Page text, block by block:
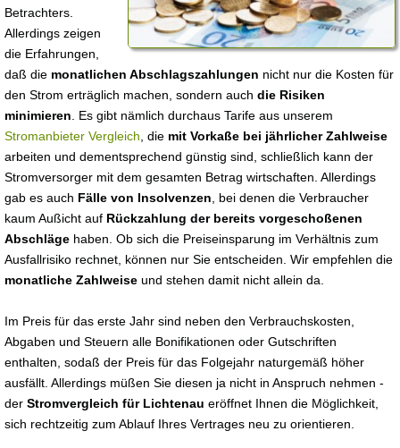
Betrachters.
Allerdings zeigen
die Erfahrungen,
daß die monatlichen Abschlagszahlungen nicht nur die Kosten für
den Strom erträglich machen, sondern auch die Risiken
minimieren . Es gibt nämlich durchaus Tarife aus unserem
Stromanbieter Vergleich , die mit Vorkaße bei jährlicher Zahlweise
arbeiten und dementsprechend günstig sind, schließlich kann der
Stromversorger mit dem gesamten Betrag wirtschaften. Allerdings
gab es auch Fälle von Insolvenzen , bei denen die Verbraucher
kaum Außicht auf Rückzahlung der bereits vorgeschoßenen
Abschläge haben. Ob sich die Preiseinsparung im Verhältnis zum
Ausfallrisiko rechnet, können nur Sie entscheiden. Wir empfehlen die
monatliche Zahlweise und stehen damit nicht allein da.
Im Preis für das erste Jahr sind neben den Verbrauchskosten,
Abgaben und Steuern alle Bonifikationen oder Gutschriften
enthalten, sodaß der Preis für das Folgejahr naturgemäß höher
ausfällt. Allerdings müßen Sie diesen ja nicht in Anspruch nehmen -
der Stromvergleich für Lichtenau eröffnet Ihnen die Möglichkeit,
sich rechtzeitig zum Ablauf Ihres Vertrages neu zu orientieren.